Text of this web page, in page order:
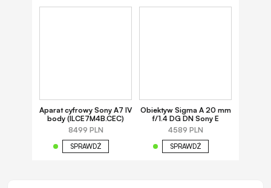
Aparat cyfrowy Sony A7 IV
body (ILCE7M4B.CEC)
8499 PLN
SPRAWDŹ
Obiektyw Sigma A 20 mm
f/1.4 DG DN Sony E
4589 PLN
SPRAWDŹ